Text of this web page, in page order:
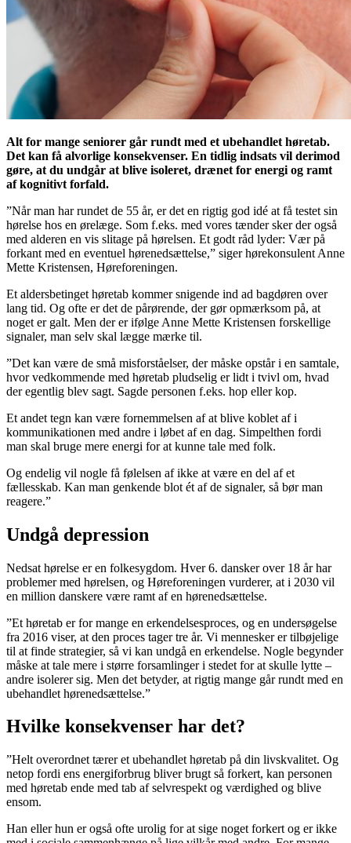
Alt for mange seniorer går rundt med et ubehandlet høretab.
Det kan få alvorlige konsekvenser. En tidlig indsats vil derimod
gøre, at du undgår at blive isoleret, drænet for energi og ramt
af kognitivt forfald.
”Når man har rundet de 55 år, er det en rigtig god idé at få testet sin
hørelse hos en ørelæge. Som f.eks. med vores tænder sker der også
med alderen en vis slitage på hørelsen. Et godt råd lyder: Vær på
forkant med en eventuel hørenedsættelse,” siger hørekonsulent Anne
Mette Kristensen, Høreforeningen.
Et aldersbetinget høretab kommer snigende ind ad bagdøren over
lang tid. Og ofte er det de pårørende, der gør opmærksom på, at
noget er galt. Men der er ifølge Anne Mette Kristensen forskellige
signaler, man selv skal lægge mærke til.
”Det kan være de små misforståelser, der måske opstår i en samtale,
hvor vedkommende med høretab pludselig er lidt i tvivl om, hvad
der egentlig blev sagt. Sagde personen f.eks. hop eller kop.
Et andet tegn kan være fornemmelsen af at blive koblet af i
kommunikationen med andre i løbet af en dag. Simpelthen fordi
man skal bruge mere energi for at kunne tale med folk.
Og endelig vil nogle få følelsen af ikke at være en del af et
fællesskab. Kan man genkende blot ét af de signaler, så bør man
reagere.”
Undgå depression
Nedsat hørelse er en folkesygdom. Hver 6. dansker over 18 år har
problemer med hørelsen, og Høreforeningen vurderer, at i 2030 vil
en million danskere være ramt af en hørenedsættelse.
”Et høretab er for mange en erkendelsesproces, og en undersøgelse
fra 2016 viser, at den proces tager tre år. Vi mennesker er tilbøjelige
til at finde strategier, så vi kan undgå en erkendelse. Nogle begynder
måske at tale mere i større forsamlinger i stedet for at skulle lytte –
andre isolerer sig. Men det betyder, at rigtig mange går rundt med en
ubehandlet hørenedsættelse.”
Hvilke konsekvenser har det?
”Helt overordnet tærer et ubehandlet høretab på din livskvalitet. Og
netop fordi ens energiforbrug bliver brugt så forkert, kan personen
med høretab ende med tab af selvrespekt og værdighed og blive
ensom.
Han eller hun er også ofte urolig for at sige noget forkert og er ikke